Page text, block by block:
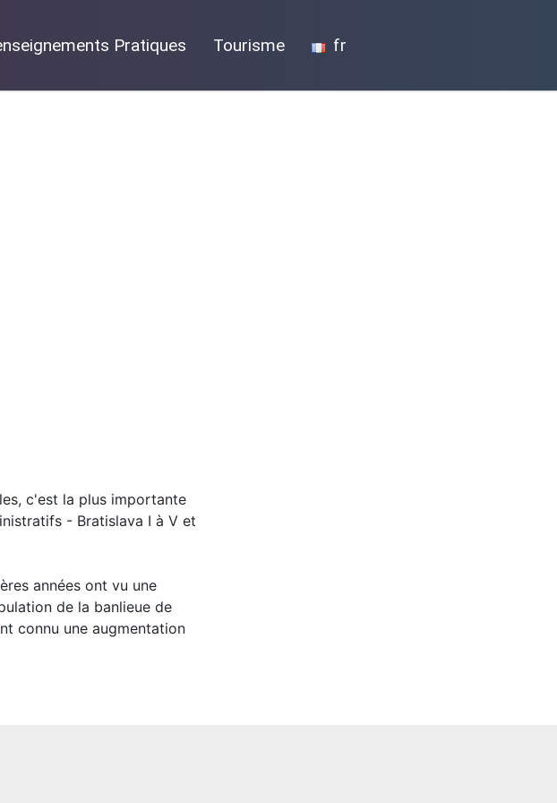
Pratiques Tourisme fr
c'est la plus importante
- Bratislava I à V et
années ont vu une
de la banlieue de
connu une augmentation